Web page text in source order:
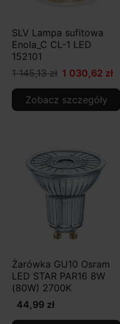
SLV Lampa sufitowa
Enola_C CL-1 LED
152101
1 145,13 zł 1 030,62 zł
Zobacz szczegóły
Żarówka GU10 Osram
LED STAR PAR16 8W
(80W) 2700K
44,99 zł